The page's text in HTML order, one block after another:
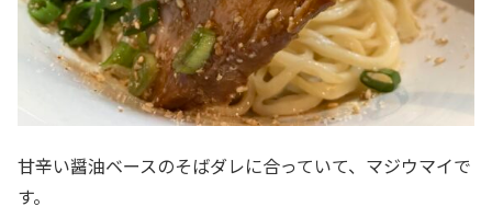
甘辛い醤油ベースのそばダレに合っていて、マジウマイで
す。